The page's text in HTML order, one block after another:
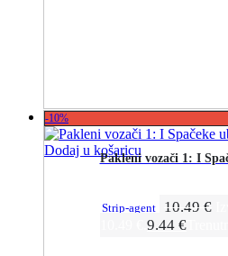
-10%
Dodaj u košaricu
Pakleni vozači 1: I
Strip-agent 10.49 €
9.44 €